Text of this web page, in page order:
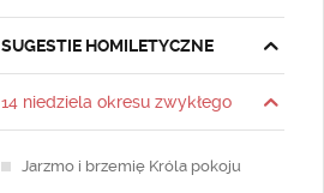
SUGESTIE HOMILETYCZNE
14 niedziela okresu zwykłego
Jarzmo i brzemię Króla pokoju